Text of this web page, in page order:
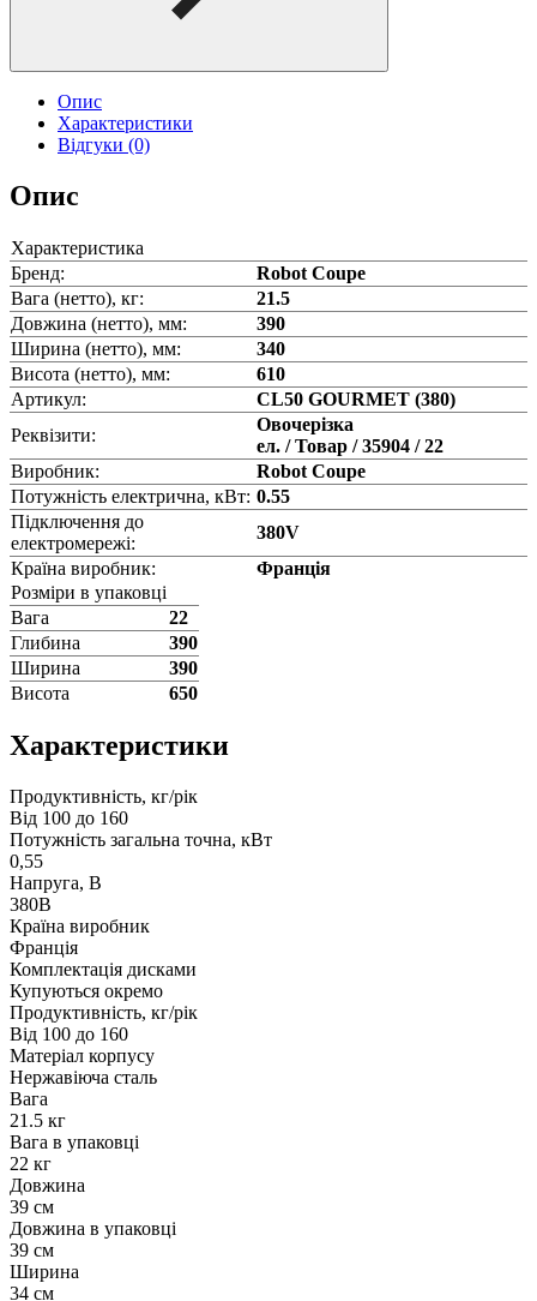
Опис
Характеристики
Відгуки (0)
Опис
Характеристика
Бренд:
Robot Coupe
Вага (нетто), кг:
21.5
Довжина (нетто), мм:
390
Ширина (нетто), мм:
340
Висота (нетто), мм:
610
Артикул:
CL50 GOURMET (380)
Реквізити:
Овочерізка
ел. / Товар / 35904 / 22
Виробник:
Robot Coupe
Потужність електрична, кВт: 0.55
Підключення до
електромережі:
380V
Країна виробник:
Франція
Розміри в упаковці
Вага
22
Глибина
390
Ширина
390
Висота
650
Характеристики
Продуктивність, кг/рік
Від 100 до 160
Потужність загальна точна, кВт
0,55
Напруга, В
380В
Країна виробник
Франція
Комплектація дисками
Купуються окремо
Продуктивність, кг/рік
Від 100 до 160
Матеріал корпусу
Нержавіюча сталь
Вага
21.5 кг
Вага в упаковці
22 кг
Довжина
39 см
Довжина в упаковці
39 см
Ширина
34 см